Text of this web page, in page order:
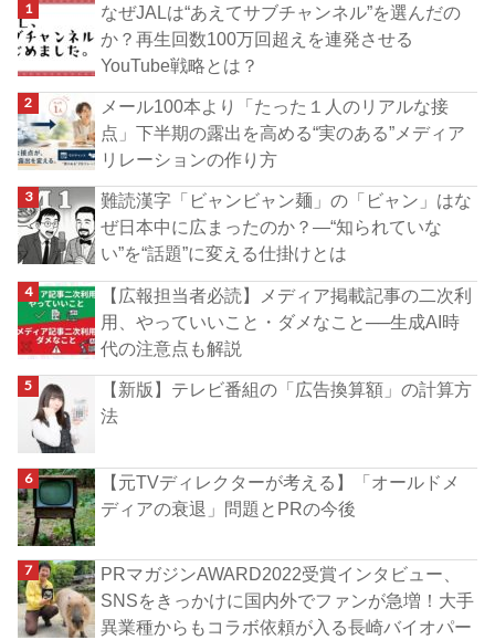
なぜJALは“あえてサブチャンネル”を選んだの
か？再生回数100万回超えを連発させる
YouTube戦略とは？
メール100本より「たった１人のリアルな接
点」下半期の露出を高める“実のある”メディア
リレーションの作り方
難読漢字「ビャンビャン麺」の「ビャン」はな
ぜ日本中に広まったのか？―“知られていな
い”を“話題”に変える仕掛けとは
【広報担当者必読】メディア掲載記事の二次利
用、やっていいこと・ダメなこと──生成AI時
代の注意点も解説
【新版】テレビ番組の「広告換算額」の計算方
法
【元TVディレクターが考える】「オールドメ
ディアの衰退」問題とPRの今後
PRマガジンAWARD2022受賞インタビュー、
SNSをきっかけに国内外でファンが急増！大手
異業種からもコラボ依頼が入る長崎バイオパー